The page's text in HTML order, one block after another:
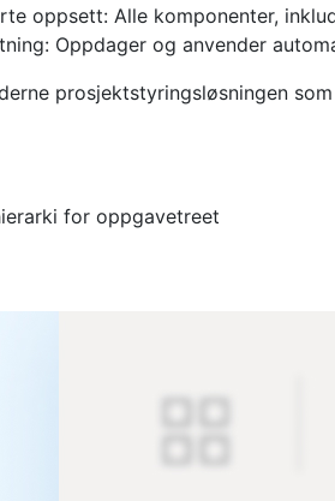
oppsett: Alle komponenter,
Oppdager og anvender
prosjektstyringsløsningen
for oppgavetreet